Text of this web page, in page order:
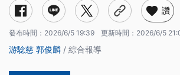
讚
發布時間： 2026/6/5 19:39 更新時間： 2026/6/5
游騐慈 郭俊麟 / 綜合報導